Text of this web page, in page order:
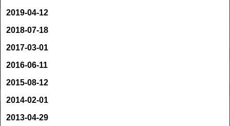
2019-04-12
2018-07-18
2017-03-01
2016-06-11
2015-08-12
2014-02-01
2013-04-29